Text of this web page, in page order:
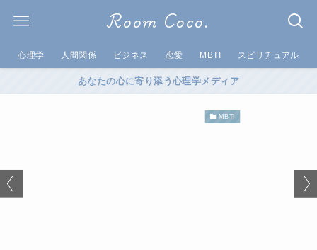
Room Coco.
心理学 人間関係 ビジネス 恋愛 MBTI スピリチュアル
あなたの心に寄り添う心理学メディア